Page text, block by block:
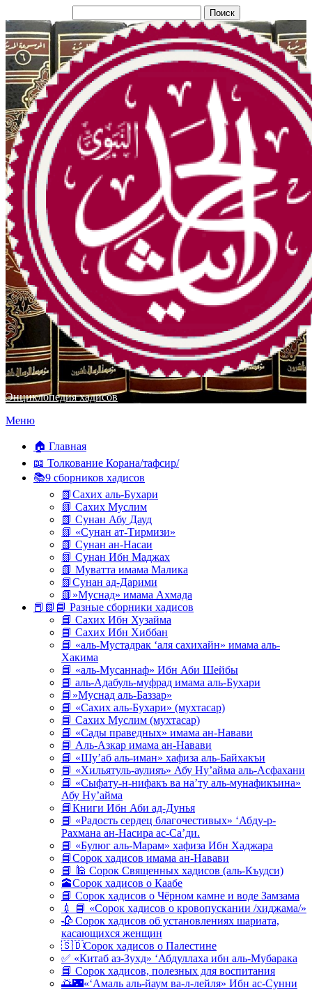
Энциклопедия хадисов
Перейти
содержимому
Меню
🏠 Главная
📖 Толкование Корана/тафсир/
📚9 сборников хадисов
📗Сахих аль-Бухари
📗 Сахих Муслим
📗 Сунан Абу Дауд
📗 «Сунан ат-Тирмизи»
📗 Сунан ан-Насаи
📗 Сунан Ибн Маджах
📗 Муватта имама Малика
📗Сунан ад-Дарими
📗»Муснад» имама Ахмада
📕📗📘 Разные сборники хадисов
📘 Сахих Ибн Хузайма
📘 Сахих Ибн Хиббан
📘 «аль-Мустадрак ‘аля сахихайн» имама аль-
Хакима
📘 «аль-Мусаннаф» Ибн Аби Шейбы
📘 аль-Адабуль-муфрад имама аль-Бухари
📘»Муснад аль-Баззар»
📘 «Сахих аль-Бухари» (мухтасар)
📘 Сахих Муслим (мухтасар)
📘 «Сады праведных» имама ан-Навави
📘 Аль-Азкар имама ан-Навави
📘 «Шу’аб аль-иман» хафиза аль-Байхакъи
📘 «Хильятуль-аулияъ» Абу Ну’айма аль-Асфахани
📘 «Сыфату-н-нифакъ ва на’ту аль-мунафикъина»
Абу Ну’айма
📘Книги Ибн Аби ад-Дунья
📘 «Радость сердец благочестивых» ‘Абду-р-
Рахмана ан-Насира ас-Са’ди.
📘 «Булюг аль-Марам» хафиза Ибн Хаджара
📘Сорок хадисов имама ан-Навави
📘 🕌 Сорок Священных хадисов (аль-Къудси)
🕋Сорок хадисов о Каабе
📘 Сорок хадисов о Чёрном камне и воде Замзама
💉 📘 «Сорок хадисов о кровопускании /хиджама/»
🥀 Сорок хадисов об установлениях шариата,
касающихся женщин
🇸🇩Сорок хадисов о Палестине
✅ «Китаб аз-Зухд» ‘Абдуллаха ибн аль-Мубарака
📘 Сорок хадисов, полезных для воспитания
🌅🌃«‘Амаль аль-йаум ва-л-лейля» Ибн ас-Сунни